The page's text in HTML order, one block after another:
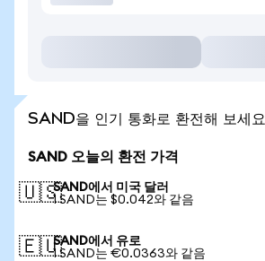
SAND을 인기 통화로 환전해 보세요
SAND 오늘의 환전 가격
🇺🇸SAND에서 미국 달러
1 SAND는 $0.042와 같음
🇪🇺SAND에서 유로
1 SAND는 €0.0363와 같음